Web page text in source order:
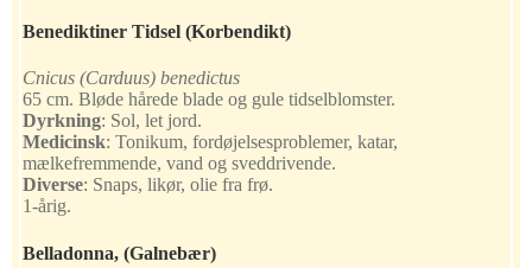
Benediktiner Tidsel (Korbendikt)
Cnicus (Carduus) benedictus
65 cm. Bløde hårede blade og gule tidselblomster.
Dyrkning: Sol, let jord.
Medicinsk: Tonikum, fordøjelsesproblemer, katar,
mælkefremmende, vand og sveddrivende.
Diverse: Snaps, likør, olie fra frø.
1-årig.
Belladonna, (Galnebær)